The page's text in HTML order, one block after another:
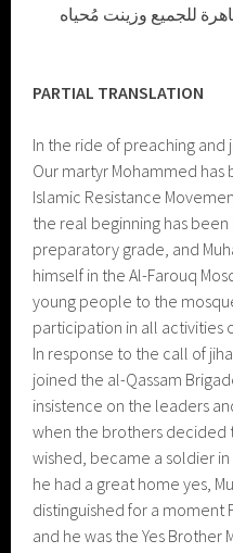
للجميع وزينت مُحياه
PARTIAL TRANSLATION
In the ride of preaching and
Our martyr Mohammed
Islamic Resistance
the real beginning has
preparatory grade, and
himself in the Al-Farouq
young people to the
participation in all activities
In response to the call of
joined the al-Qassam
insistence on the leaders
when the brothers decided
wished, became a soldier
he had a great home yes,
distinguished for a moment
and he was the Yes Brother